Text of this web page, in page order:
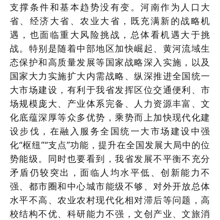
支撑条件和基本趋势没有变。河南作为人口大
省、经济大省、农业大省，既充满新的战略机
遇，也面临重大风险挑战，总体看机遇大于挑
战。特别是随着中部地区加快崛起、黄河流域生
态保护和高质量发展等国家战略深入实施，以及
国家大力实施扩大内需战略、纵深推进全国统一
大市场建设，有利于我省发挥区位交通便利、市
场规模庞大、产业体系完备、人力资源丰富、文
化底蕴深厚等众多优势，乘势而上加快现代化建
设步伐，在融入服务全国统一大市场建设中强
化“枢纽”“支点”功能，提升在全国发展大局中的位
势能级。同时也要看到，我省发展不平衡不充分
矛盾仍较突出，面临人均水平低、创新能力不
强、都市圈和中心城市能级不够、对外开放总体
水平不高、农业农村现代化相对滞后等问题，高
校结构不优、科研能力不强，文创产业、文旅消